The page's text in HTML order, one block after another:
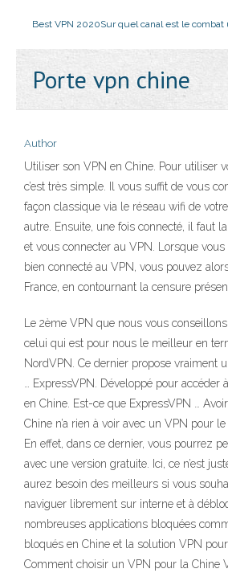
Best VPN 2020Sur quel canal est le
Porte vpn chine
Author
Utiliser son VPN en Chine. Pour utiliser
c’est très simple. Il vous suffit de vous
façon classique via le réseau wifi de
autre. Ensuite, une fois connecté, il faut
et vous connecter au VPN. Lorsque
bien connecté au VPN, vous pouvez
France, en contournant la censure
Le 2ème VPN que nous vous
celui qui est pour nous le meilleur en
NordVPN. Ce dernier propose vraiment
… ExpressVPN. Développé pour
en Chine. Est-ce que ExpressVPN …
Chine n’a rien à voir avec un VPN pour
En effet, dans ce dernier, vous pourrez
avec une version gratuite. Ici, ce n’est
aurez besoin des meilleurs si vous
naviguer librement sur interne et à
nombreuses applications bloquées
bloqués en Chine et la solution VPN
Comment choisir un VPN pour la Chine